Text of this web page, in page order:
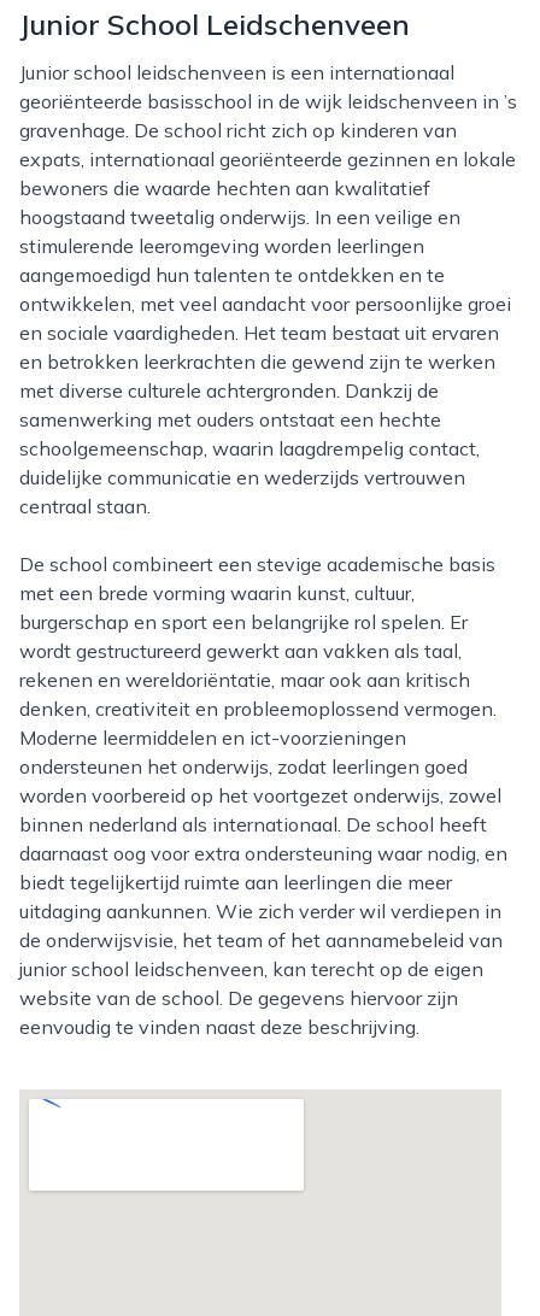
Junior School Leidschenveen
Junior school leidschenveen is een internationaal
georiënteerde basisschool in de wijk leidschenveen in ’s
gravenhage. De school richt zich op kinderen van
expats, internationaal georiënteerde gezinnen en lokale
bewoners die waarde hechten aan kwalitatief
hoogstaand tweetalig onderwijs. In een veilige en
stimulerende leeromgeving worden leerlingen
aangemoedigd hun talenten te ontdekken en te
ontwikkelen, met veel aandacht voor persoonlijke groei
en sociale vaardigheden. Het team bestaat uit ervaren
en betrokken leerkrachten die gewend zijn te werken
met diverse culturele achtergronden. Dankzij de
samenwerking met ouders ontstaat een hechte
schoolgemeenschap, waarin laagdrempelig contact,
duidelijke communicatie en wederzijds vertrouwen
centraal staan.
De school combineert een stevige academische basis
met een brede vorming waarin kunst, cultuur,
burgerschap en sport een belangrijke rol spelen. Er
wordt gestructureerd gewerkt aan vakken als taal,
rekenen en wereldoriëntatie, maar ook aan kritisch
denken, creativiteit en probleemoplossend vermogen.
Moderne leermiddelen en ict-voorzieningen
ondersteunen het onderwijs, zodat leerlingen goed
worden voorbereid op het voortgezet onderwijs, zowel
binnen nederland als internationaal. De school heeft
daarnaast oog voor extra ondersteuning waar nodig, en
biedt tegelijkertijd ruimte aan leerlingen die meer
uitdaging aankunnen. Wie zich verder wil verdiepen in
de onderwijsvisie, het team of het aannamebeleid van
junior school leidschenveen, kan terecht op de eigen
website van de school. De gegevens hiervoor zijn
eenvoudig te vinden naast deze beschrijving.